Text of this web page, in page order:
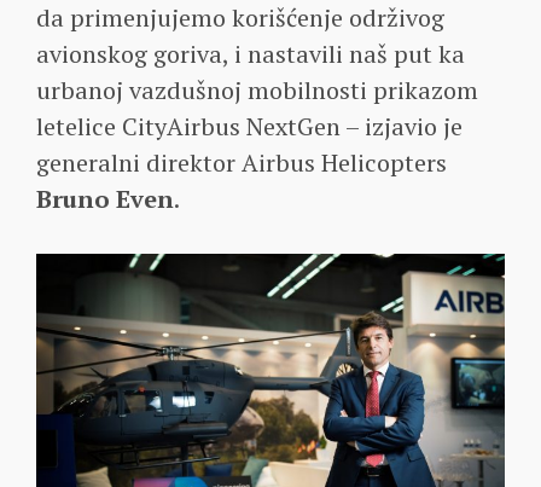
da primenjujemo korišćenje održivog
avionskog goriva, i nastavili naš put ka
urbanoj vazdušnoj mobilnosti prikazom
letelice CityAirbus NextGen – izjavio je
generalni direktor Airbus Helicopters
Bruno Even.